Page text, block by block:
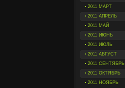
2011 МАРТ
2011 АПРЕЛЬ
2011 МАЙ
2011 ИЮНЬ
2011 ИЮЛЬ
2011 АВГУСТ
2011 СЕНТЯБРЬ
2011 ОКТЯБРЬ
2011 НОЯБРЬ